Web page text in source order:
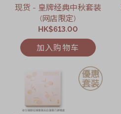
现货 - 皇牌经典中秋套装
(网店限定)
HK$613.00
加入购物车